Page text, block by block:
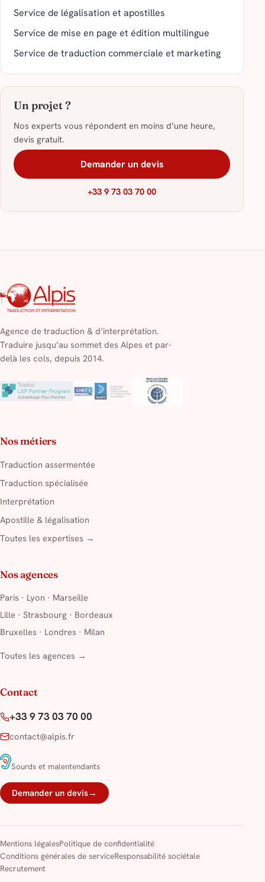
Service de légalisation et apostilles
Service de mise en page et édition multilingue
Service de traduction commerciale et marketing
Un projet ?
Nos experts vous répondent en moins d’une heure,
devis gratuit.
Demander un devis
+33 9 73 03 70 00
Agence de traduction & d’interprétation.
Traduire jusqu’au sommet des Alpes et par-
delà les cols, depuis 2014.
Nos métiers
Traduction assermentée
Traduction spécialisée
Interprétation
Apostille & légalisation
Toutes les expertises →
Nos agences
Paris · Lyon · Marseille
Lille · Strasbourg · Bordeaux
Bruxelles · Londres · Milan
Toutes les agences →
Contact
+33 9 73 03 70 00
contact@alpis.fr
Sourds et malentendants
Demander un devis→
Mentions légalesPolitique de confidentialité
Conditions générales de serviceResponsabilité sociétale
Recrutement